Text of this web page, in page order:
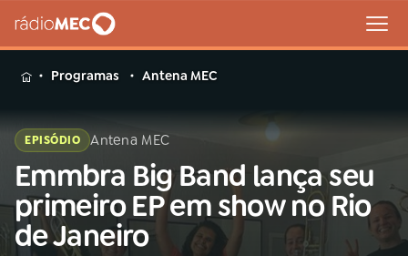
MENU
Buscar
na
Rádio
MEC
Buscar
Programas Antena MEC
EPISÓDIO Antena MEC
Emmbra Big Band lança seu
primeiro EP em show no Rio
de Janeiro